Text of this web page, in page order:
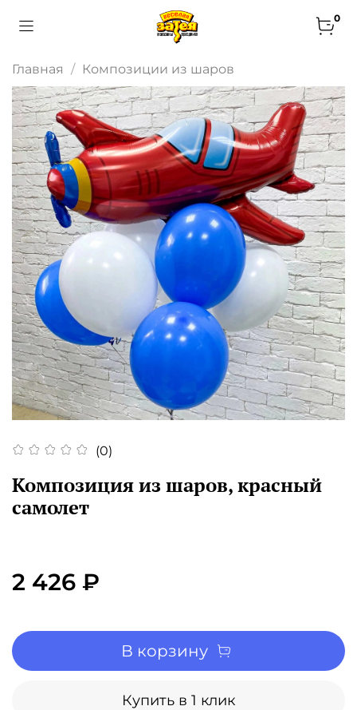
0
Главная Композиции из шаров
(0)
Композиция из шаров, красный
самолет
2 426 ₽
В корзину
Купить в 1 клик